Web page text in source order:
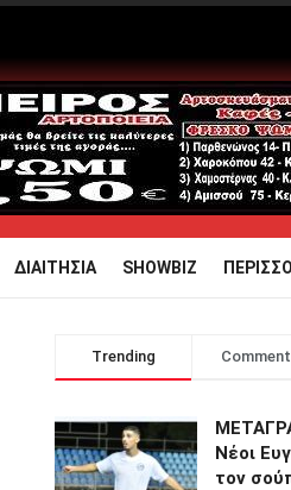
ΔΙΑΙΤΗΣΙΑ SHOWBIZ
Trending
Νέοι
τον